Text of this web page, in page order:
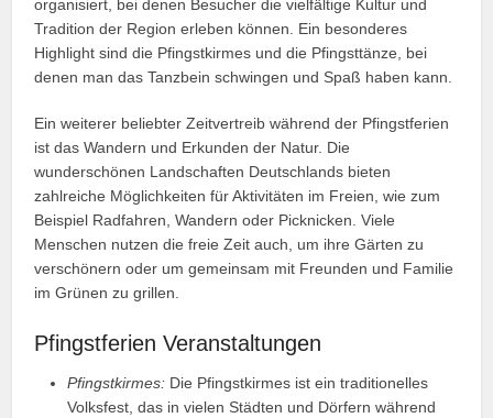
organisiert, bei denen Besucher die vielfältige Kultur und
Tradition der Region erleben können. Ein besonderes
Highlight sind die Pfingstkirmes und die Pfingsttänze, bei
denen man das Tanzbein schwingen und Spaß haben kann.
Ein weiterer beliebter Zeitvertreib während der Pfingstferien
ist das Wandern und Erkunden der Natur. Die
wunderschönen Landschaften Deutschlands bieten
zahlreiche Möglichkeiten für Aktivitäten im Freien, wie zum
Beispiel Radfahren, Wandern oder Picknicken. Viele
Menschen nutzen die freie Zeit auch, um ihre Gärten zu
verschönern oder um gemeinsam mit Freunden und Familie
im Grünen zu grillen.
Pfingstferien Veranstaltungen
Pfingstkirmes: Die Pfingstkirmes ist ein traditionelles
Volksfest, das in vielen Städten und Dörfern während